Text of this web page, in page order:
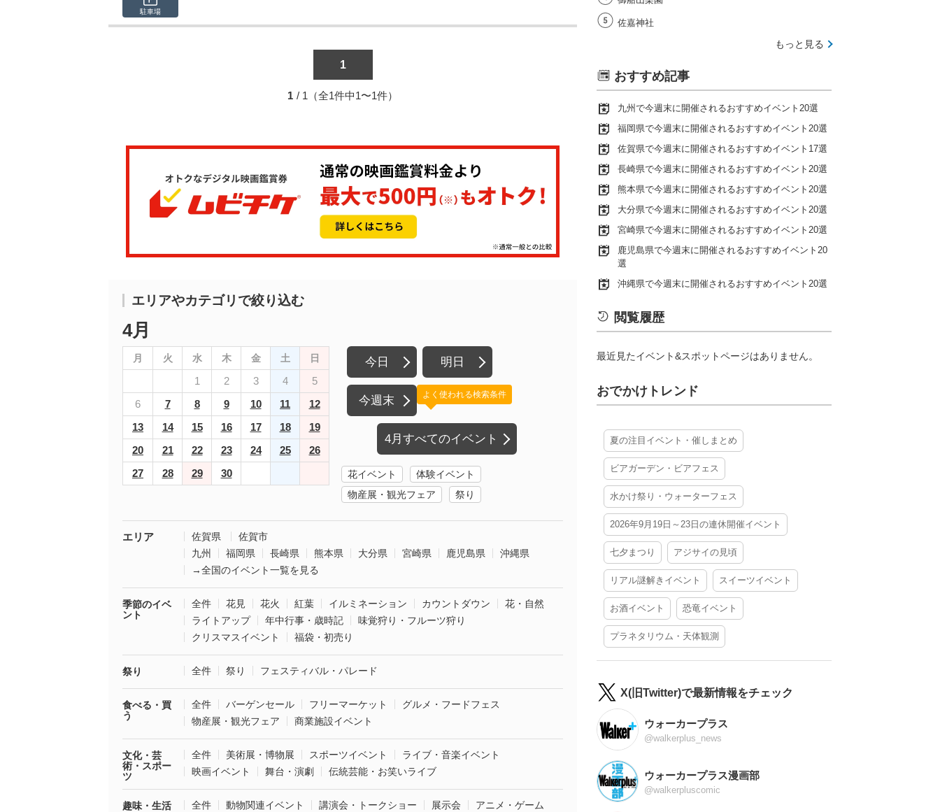
駐車場
1
1 / 1（全1件中1〜1件）
エリアやカテゴリで絞り込む
4月
月 火 水 木 金 土 日
1 2 3 4
5
6
7 8 9 10 11
12
13
14 15 16 17 18
19
20
21 22 23 24 25
26
27
28 29 30
今日 明日
今週末
4月すべてのイベント
よく使われる検索条件
花イベント
体験イベント
物産展・観光フェア
祭り
エリア 佐賀県
佐賀市
九州
福岡県 長崎県 熊本県 大分県 宮崎県 鹿児島県
沖縄県
→全国のイベント一覧を見る
季節のイベ
ント
全件 花見 花火 紅葉 イルミネーション カウントダウン
花・自然
ライトアップ
年中行事・歳時記
味覚狩り・フルーツ狩り
クリスマスイベント
福袋・初売り
祭り 全件 祭り フェスティバル・パレード
食べる・買
う
全件 バーゲンセール フリーマーケット
グルメ・フードフェス
物産展・観光フェア
商業施設イベント
文化・芸
術・スポー
ツ
全件 美術展・博物展 スポーツイベント
ライブ・音楽イベント
映画イベント
舞台・演劇 伝統芸能・お笑いライブ
趣味・生活 全件 動物関連イベント 講演会・トークショー 展示会 アニメ・ゲーム
佐嘉神社
もっと見る
おすすめ記事
九州で今週末に開催されるおすすめイベント20選
福岡県で今週末に開催されるおすすめイベント20選
佐賀県で今週末に開催されるおすすめイベント17選
長崎県で今週末に開催されるおすすめイベント20選
熊本県で今週末に開催されるおすすめイベント20選
大分県で今週末に開催されるおすすめイベント20選
宮崎県で今週末に開催されるおすすめイベント20選
鹿児島県で今週末に開催されるおすすめイベント20
選
沖縄県で今週末に開催されるおすすめイベント20選
閲覧履歴
最近見たイベント&スポットページはありません。
おでかけトレンド
夏の注目イベント・催しまとめ
ビアガーデン・ビアフェス
水かけ祭り・ウォーターフェス
2026年9月19日～23日の連休開催イベント
七夕まつり アジサイの見頃
リアル謎解きイベント スイーツイベント
お酒イベント 恐竜イベント
プラネタリウム・天体観測
X(旧Twitter)で最新情報をチェック
ウォーカープラス
@walkerplus_news
ウォーカープラス漫画部
@walkerpluscomic